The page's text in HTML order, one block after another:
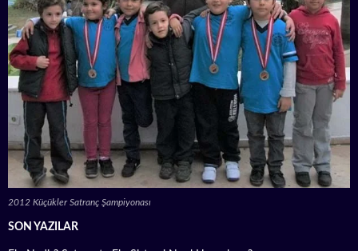
2012 Küçükler Satranç Şampiyonası
SON YAZILAR